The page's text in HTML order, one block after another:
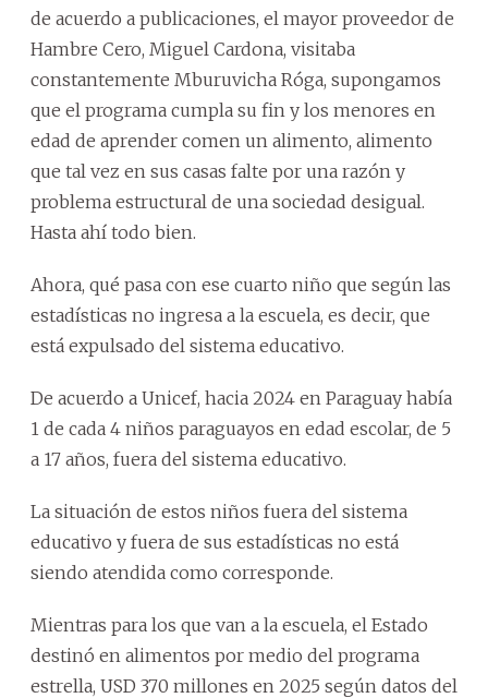
de acuerdo a publicaciones, el mayor proveedor de
Hambre Cero, Miguel Cardona, visitaba
constantemente Mburuvicha Róga, supongamos
que el programa cumpla su fin y los menores en
edad de aprender comen un alimento, alimento
que tal vez en sus casas falte por una razón y
problema estructural de una sociedad desigual.
Hasta ahí todo bien.
Ahora, qué pasa con ese cuarto niño que según las
estadísticas no ingresa a la escuela, es decir, que
está expulsado del sistema educativo.
De acuerdo a Unicef, hacia 2024 en Paraguay había
1 de cada 4 niños paraguayos en edad escolar, de 5
a 17 años, fuera del sistema educativo.
La situación de estos niños fuera del sistema
educativo y fuera de sus estadísticas no está
siendo atendida como corresponde.
Mientras para los que van a la escuela, el Estado
destinó en alimentos por medio del programa
estrella, USD 370 millones en 2025 según datos del